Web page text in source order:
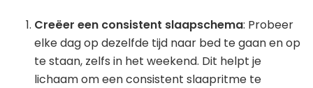
Creëer een consistent slaapschema: Probeer
elke dag op dezelfde tijd naar bed te gaan en op
te staan, zelfs in het weekend. Dit helpt je
lichaam om een consistent slaapritme te